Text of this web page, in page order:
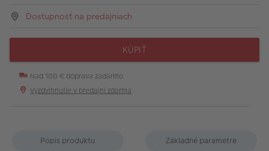
Dostupnosť na predajniach
KÚPIŤ
Nad 100 € doprava zadarmo
Vyzdvihnutie v predajni zdarma
Popis produktu Základné parametre